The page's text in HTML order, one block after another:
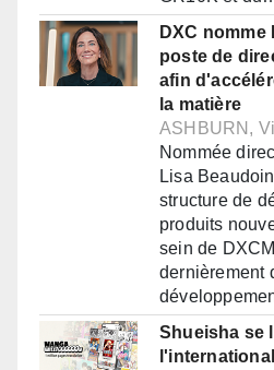
DXC
poste de
afin
la matière
ASHBURN,
Nommée
Lisa
structure de
produits
sein de
dernièrement
Shueisha se